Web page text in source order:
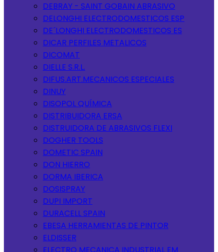
DEBRAY - SAINT GOBAIN ABRASIVO
DELONGHI ELECTRODOMESTICOS ESP
DE´LONGHI ELECTRODOMESTICOS ES
DICAR PERFILES METALICOS
DICOMAT
DIELLE S.R.L.
DIFUS.ART.MECANICOS ESPECIALES
DINUY
DISOPOL QUÍMICA
DISTRIBUIDORA ERSA
DISTRUIDORA DE ABRASIVOS FLEXI
DOGHER TOOLS
DOMETIC SPAIN
DON HIERRO
DORMA IBERICA
DOSISPRAY
DUPI IMPORT
DURACELL SPAIN
EBESA HERRAMIENTAS DE PINTOR
ELDISSER